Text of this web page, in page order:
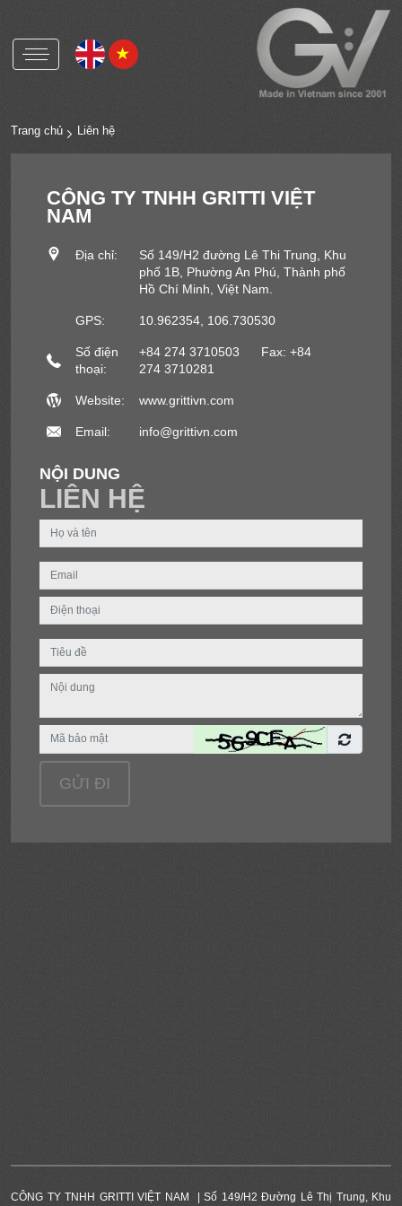
Nút xà cừ và phụ kiện
Nút corozo và phụ kiện
Nút kim loại và phụ kiện
HIGG
Năng lượng mặt trời
Trang chủ Liên hệ
CÔNG TY TNHH GRITTI VIỆT
NAM
Địa chỉ:
Số 149/H2 đường Lê Thi Trung, Khu
phố 1B, Phường An Phú, Thành phố
Hồ Chí Minh, Việt Nam.
GPS: 10.962354, 106.730530
Số điện
thoại:
+84 274 3710503 Fax: +84
274 3710281
Website: www.grittivn.com
Email: info@grittivn.com
NỘI DUNG
LIÊN HỆ
CÔNG TY TNHH GRITTI VIỆT NAM | Số 149/H2 Đường Lê Thị Trung, Khu